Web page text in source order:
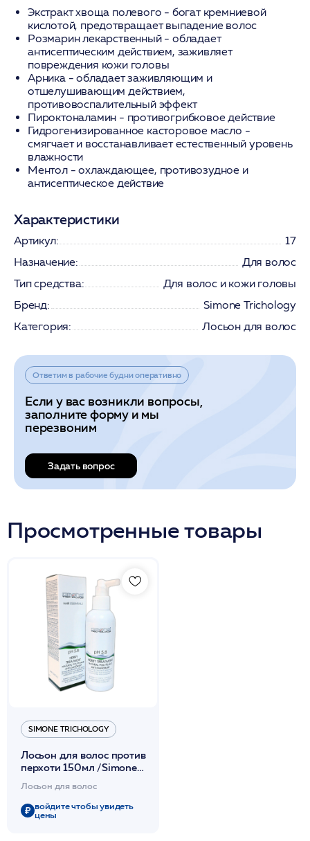
Экстракт хвоща полевого - богат кремниевой
кислотой, предотвращает выпадение волос
Розмарин лекарственный- обладает
антисептическим действием, заживляет
повреждения кожи головы
Арника- обладает заживляющим и
отшелушивающим действием,
противовоспалительный эффект
Пироктоналамин - противогрибковое действие
Гидрогенизированное касторовое масло -
смягчает и восстанавливает естественный уровень
влажности
Ментол- охлаждающее, противозудное и
антисептическое действие
Характеристики
Артикул:
17
Назначение:
Для волос
Тип средства:
Для волос и кожи головы
Бренд:
Simone Trichology
Категория:
Лосьон для волос
Ответим в рабочие будни оперативно
Если у вас возникли вопросы,
заполните форму и мы
перезвоним
Задать вопрос
Просмотренные товары
SIMONE TRICHOLOGY
Лосьон для волос против
перхоти 150мл /Simone
Лосьон для волос
войдите чтобы увидеть
цены